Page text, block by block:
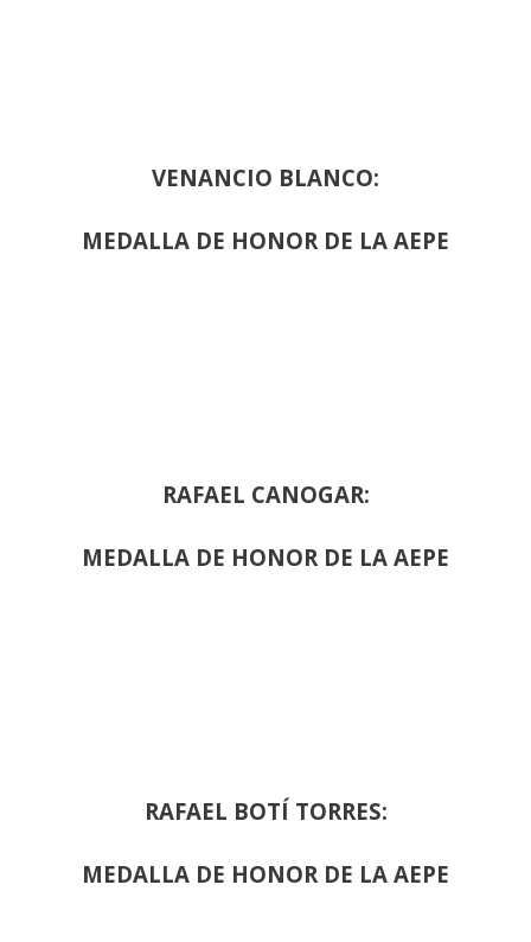
VENANCIO BLANCO:
MEDALLA DE HONOR DE LA AEPE
RAFAEL CANOGAR:
MEDALLA DE HONOR DE LA AEPE
RAFAEL BOTÍ TORRES:
MEDALLA DE HONOR DE LA AEPE